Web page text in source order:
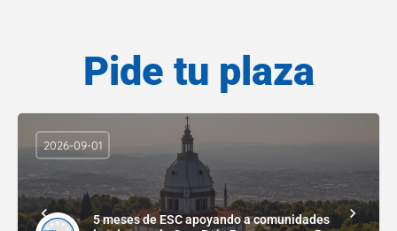
Pide tu plaza
5 meses de ESC apoyando a comunidades
2026-09-01